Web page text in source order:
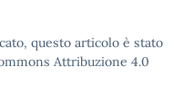
questo articolo è stato
Attribuzione 4.0